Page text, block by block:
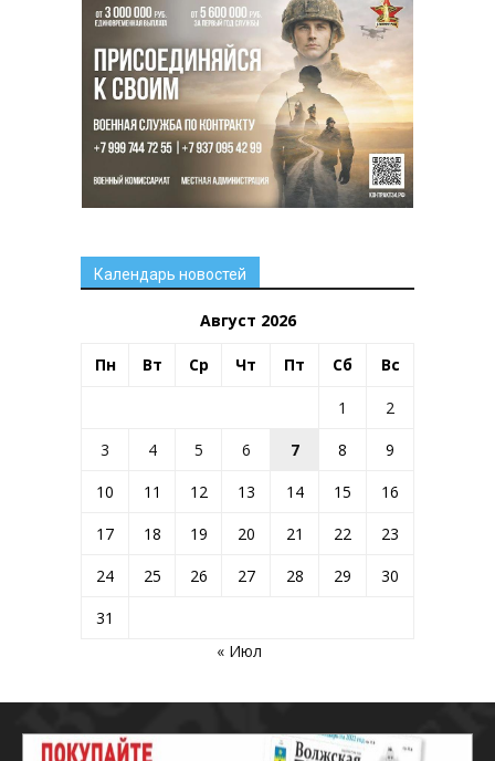
Календарь новостей
Август 2026
Пн Вт Ср Чт Пт Сб Вс
1
2
3
4 5 6 7 8
9
10
11 12 13 14 15
16
17
18 19 20 21 22
23
24
25 26 27 28 29
30
31
« Июл